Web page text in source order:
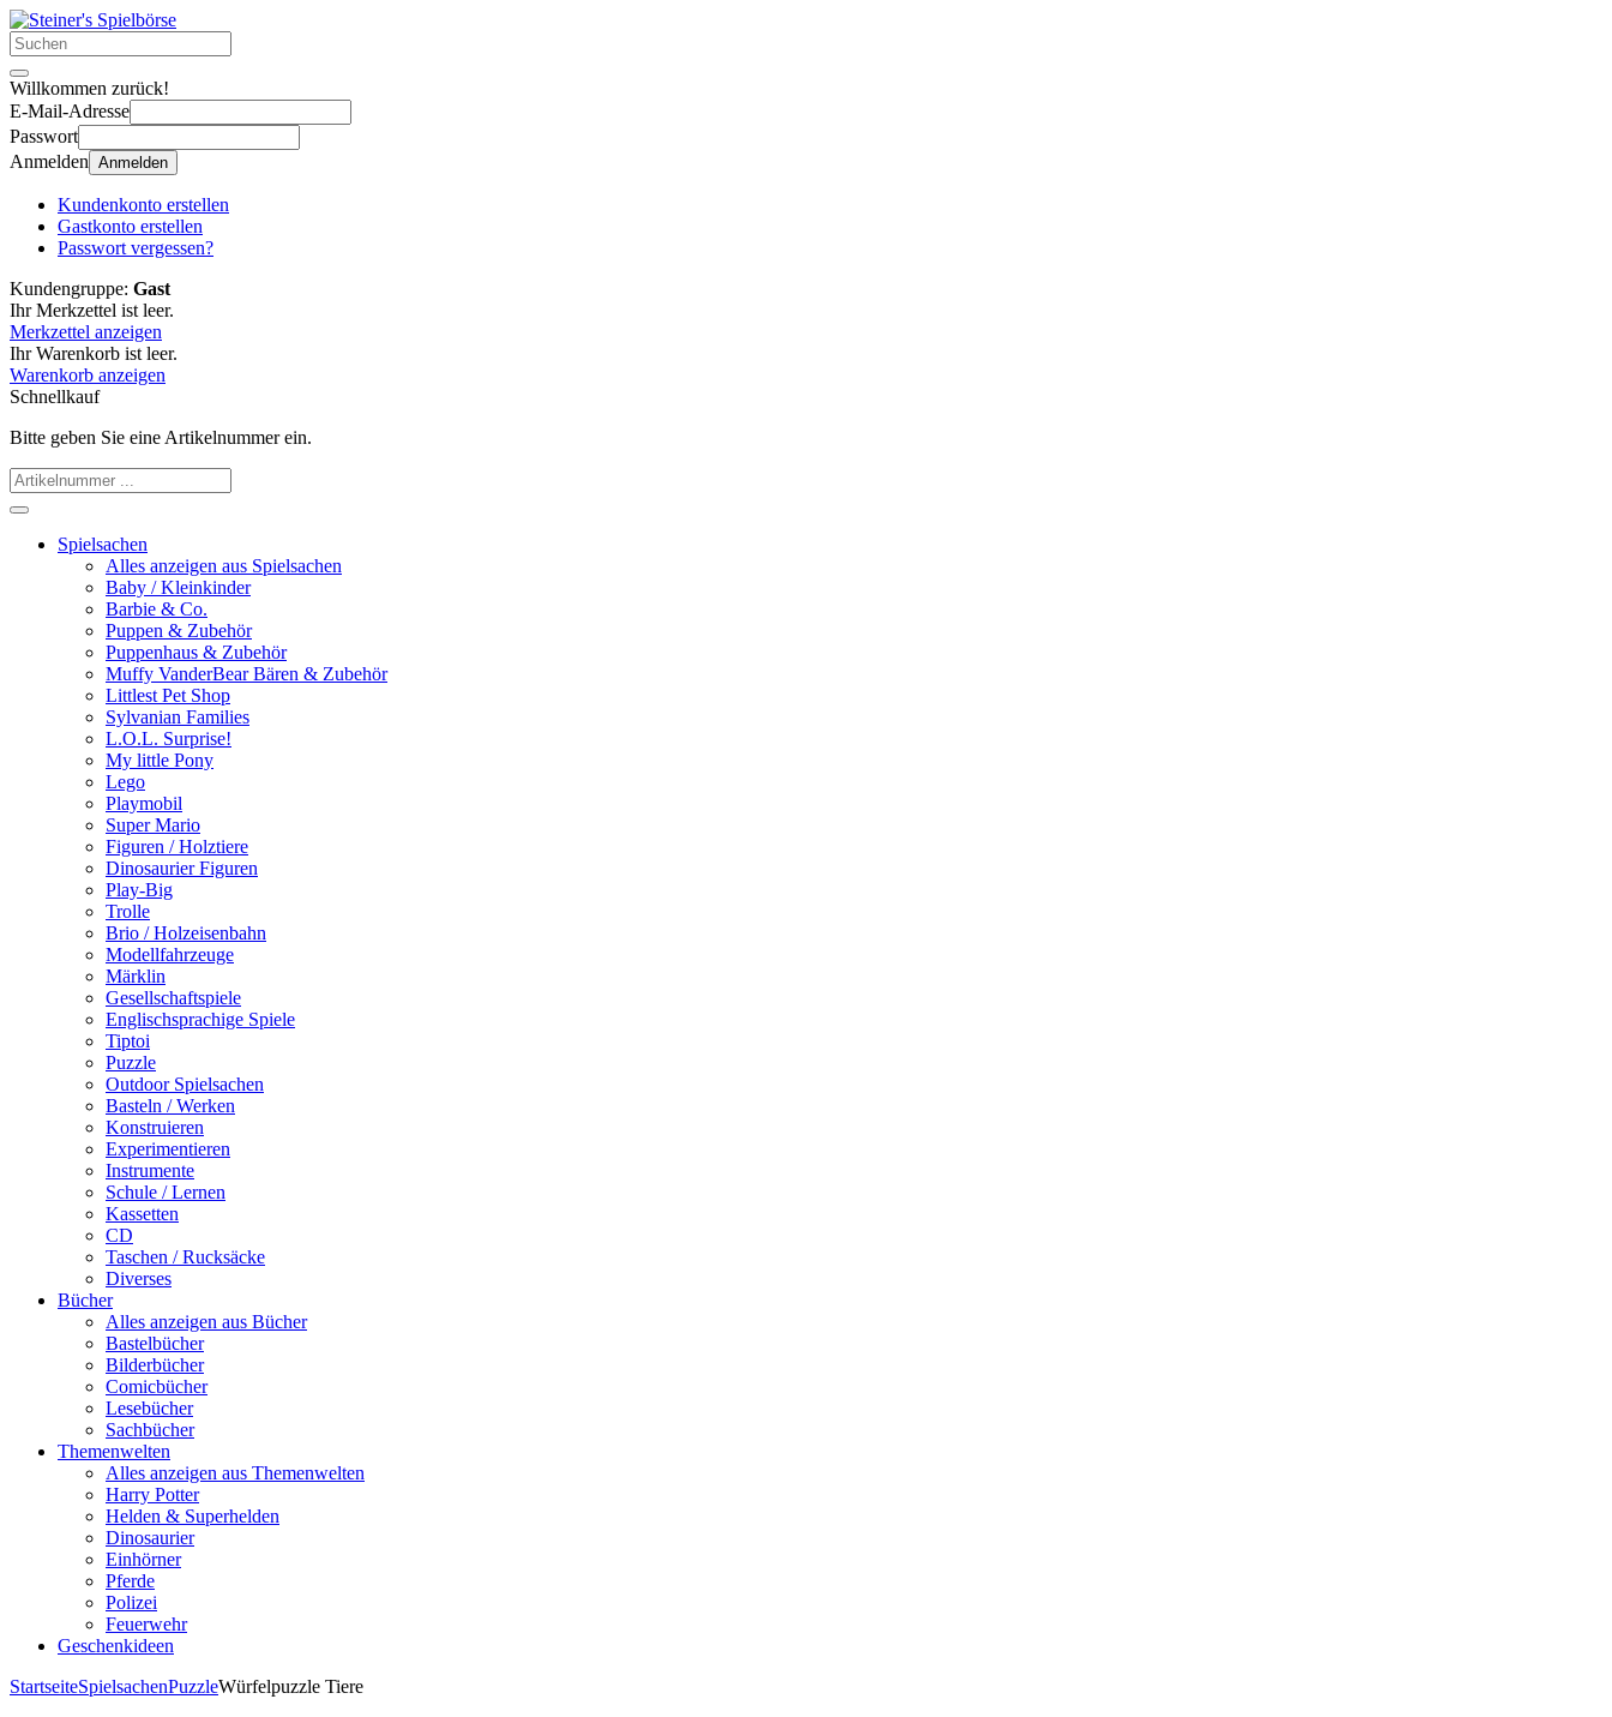
Willkommen zurück!
E-Mail-Adresse
Passwort
Anmelden Anmelden
Kundenkonto erstellen
Gastkonto erstellen
Passwort vergessen?
Kundengruppe: Gast
Ihr Merkzettel ist leer.
Merkzettel anzeigen
Ihr Warenkorb ist leer.
Warenkorb anzeigen
Schnellkauf
Bitte geben Sie eine Artikelnummer ein.
Spielsachen
Alles anzeigen aus Spielsachen
Baby / Kleinkinder
Barbie & Co.
Puppen & Zubehör
Puppenhaus & Zubehör
Muffy VanderBear Bären & Zubehör
Littlest Pet Shop
Sylvanian Families
L.O.L. Surprise!
My little Pony
Lego
Playmobil
Super Mario
Figuren / Holztiere
Dinosaurier Figuren
Play-Big
Trolle
Brio / Holzeisenbahn
Modellfahrzeuge
Märklin
Gesellschaftspiele
Englischsprachige Spiele
Tiptoi
Puzzle
Outdoor Spielsachen
Basteln / Werken
Konstruieren
Experimentieren
Instrumente
Schule / Lernen
Kassetten
CD
Taschen / Rucksäcke
Diverses
Bücher
Alles anzeigen aus Bücher
Bastelbücher
Bilderbücher
Comicbücher
Lesebücher
Sachbücher
Themenwelten
Alles anzeigen aus Themenwelten
Harry Potter
Helden & Superhelden
Dinosaurier
Einhörner
Pferde
Polizei
Feuerwehr
Geschenkideen
StartseiteSpielsachenPuzzleWürfelpuzzle Tiere